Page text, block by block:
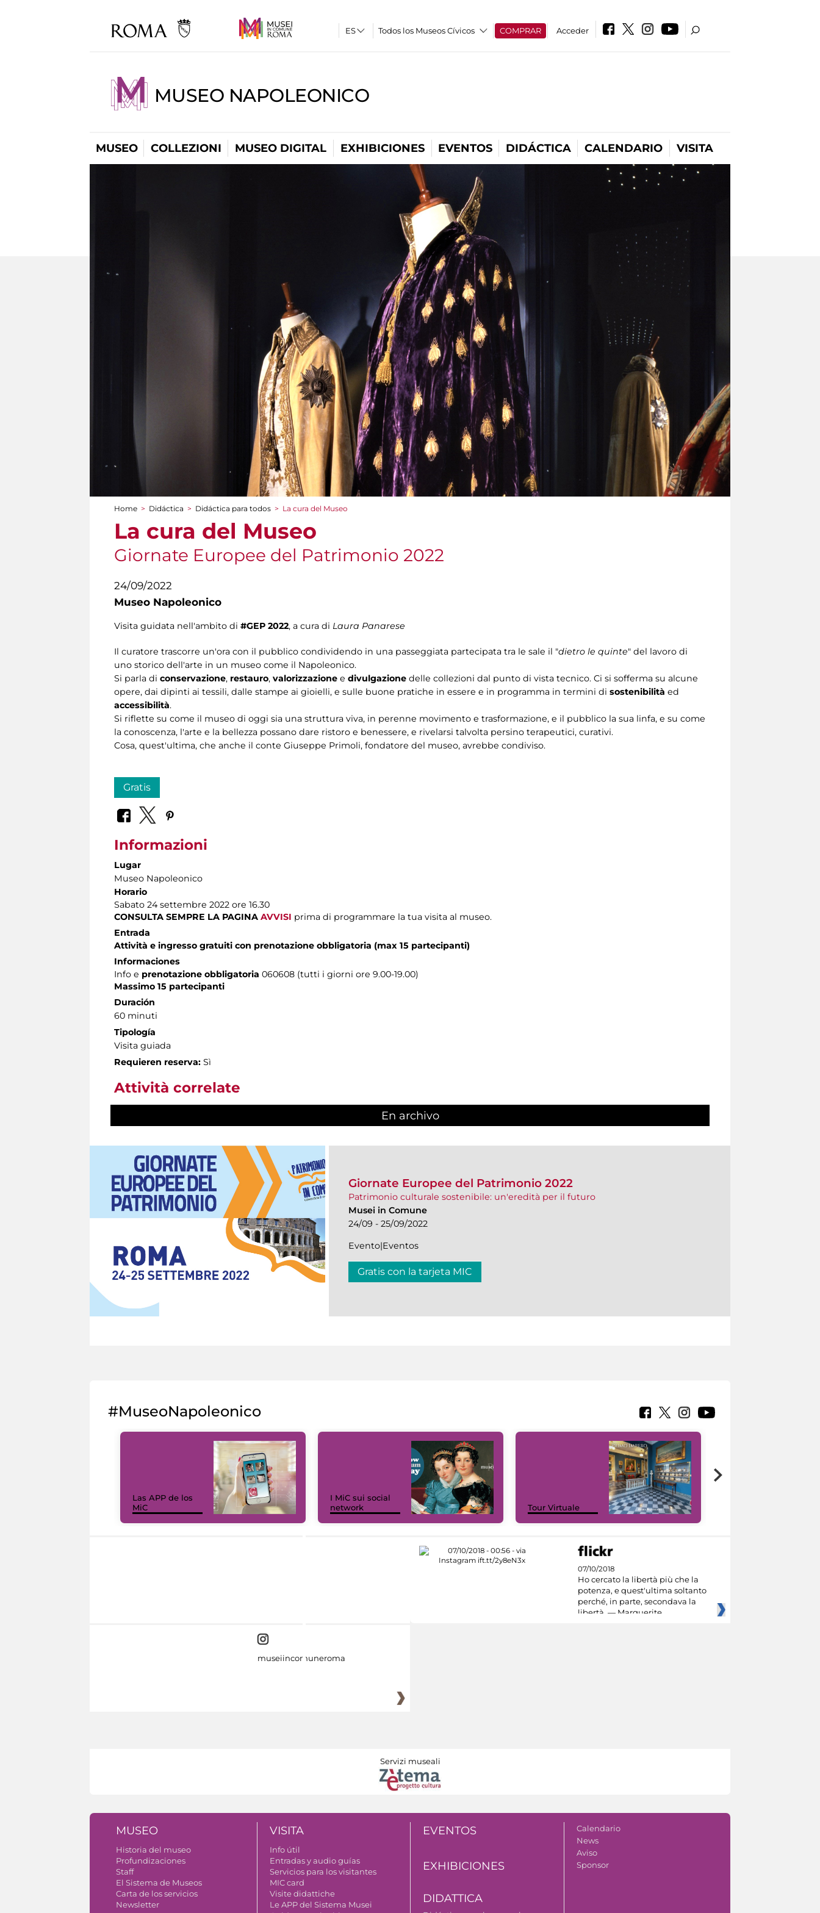
Todos los Museos Cívicos COMPRAR Acceder
MUSEO NAPOLEONICO
MUSEO COLLEZIONI MUSEO DIGITAL EXHIBICIONES EVENTOS DIDÁCTICA CALENDARIO VISITA
You are here
Home > Didáctica > Didáctica para todos > La cura del Museo
La cura del Museo
Giornate Europee del Patrimonio 2022
24/09/2022
Museo Napoleonico
Visita guidata nell'ambito di #GEP 2022, a cura di Laura Panarese
Il curatore trascorre un'ora con il pubblico condividendo in una passeggiata partecipata tra le sale il "dietro le quinte" del lavoro di
uno storico dell'arte in un museo come il Napoleonico.
Si parla di conservazione, restauro, valorizzazione e divulgazione delle collezioni dal punto di vista tecnico. Ci si sofferma su alcune
opere, dai dipinti ai tessili, dalle stampe ai gioielli, e sulle buone pratiche in essere e in programma in termini di sostenibilità ed
accessibilità.
Si riflette su come il museo di oggi sia una struttura viva, in perenne movimento e trasformazione, e il pubblico la sua linfa, e su come
la conoscenza, l'arte e la bellezza possano dare ristoro e benessere, e rivelarsi talvolta persino terapeutici, curativi.
Cosa, quest'ultima, che anche il conte Giuseppe Primoli, fondatore del museo, avrebbe condiviso.
Gratis
Informazioni
Lugar
Museo Napoleonico
Horario
Sabato 24 settembre 2022 ore 16.30
CONSULTA SEMPRE LA PAGINA AVVISI prima di programmare la tua visita al museo.
Entrada
Attività e ingresso gratuiti con prenotazione obbligatoria (max 15 partecipanti)
Informaciones
Info e prenotazione obbligatoria 060608 (tutti i giorni ore 9.00-19.00)
Massimo 15 partecipanti
Duración
60 minuti
Tipología
Visita guiada
Requieren reserva: Sì
Attività correlate
En archivo
Giornate Europee del Patrimonio 2022
Patrimonio culturale sostenibile: un'eredità per il futuro
Musei in Comune
24/09 - 25/09/2022
Evento|Eventos
Gratis con la tarjeta MIC
#MuseoNapoleonico
Las APP de los
MiC
I MiC sui social
network
Tour Virtuale
07/10/2018
Ho cercato la libertà più che la
potenza, e quest'ultima soltanto
perché, in parte, secondava la
libertà. — Marguerite
museiincomuneroma
Servizi museali
MUSEO
Historia del museo
Profundizaciones
Staff
El Sistema de Museos
Carta de los servicios
Newsletter
VISITA
Info útil
Entradas y audio guías
Servicios para los visitantes
MIC card
Visite didattiche
Le APP del Sistema Musei
EVENTOS
EXHIBICIONES
DIDATTICA
Calendario
News
Aviso
Sponsor